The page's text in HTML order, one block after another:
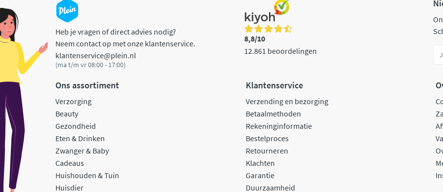
Heb je vragen of direct advies nodig?
Neem contact op met onze klantenservice.
klantenservice@plein.nl
(ma t/m vr 08:00 - 17:00)
8,8/10
12.861 beoordelingen
Ons assortiment
Verzorging
Beauty
Gezondheid
Eten & Drinken
Zwanger & Baby
Cadeaus
Huishouden & Tuin
Huisdier
Klantenservice
Verzending en bezorging
Betaalmethoden
Rekeninginformatie
Bestelproces
Retourneren
Klachten
Garantie
Duurzaamheid